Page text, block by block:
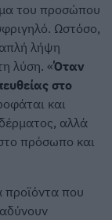
του προσώπου
Ωστόσο,
λήψη
λύση. «Όταν
στο
και
αλλά
πρόσωπο και
προϊόντα που